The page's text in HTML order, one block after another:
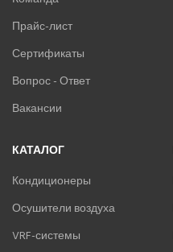
Прайс-лист
Сертификаты
Вопрос - Ответ
Вакансии
КАТАЛОГ
Кондиционеры
Осушители воздуха
VRF-системы